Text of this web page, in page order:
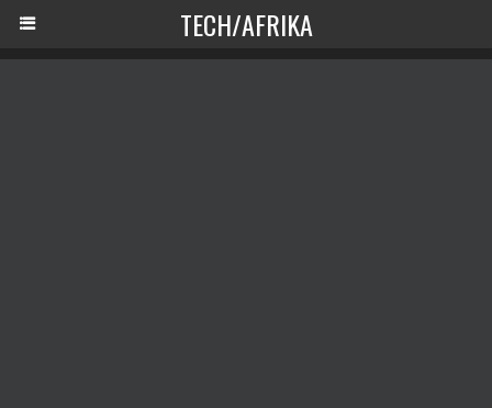
TECH/AFRIKA